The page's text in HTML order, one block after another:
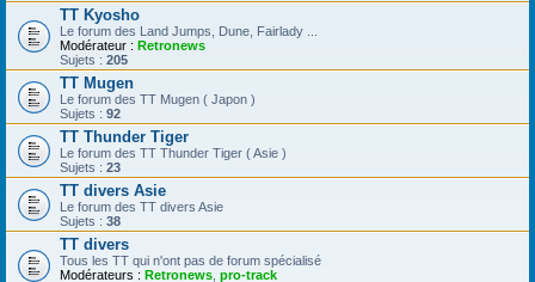
TT Kyosho
Le forum des Land Jumps, Dune, Fairlady ...
Modérateur : Retronews
Sujets : 205
TT Mugen
Le forum des TT Mugen ( Japon )
Sujets : 92
TT Thunder Tiger
Le forum des TT Thunder Tiger ( Asie )
Sujets : 23
TT divers Asie
Le forum des TT divers Asie
Sujets : 38
TT divers
Tous les TT qui n'ont pas de forum spécialisé
Modérateurs : Retronews pro-track